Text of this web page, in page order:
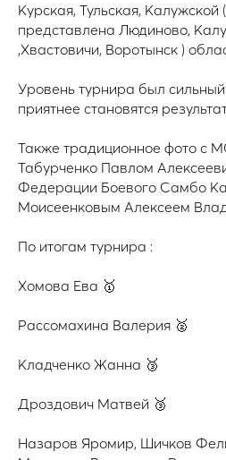
Курская, Тульская, Калужской
представлена Людиново,
,Хвастовичи, Воротынск )
Уровень турнира был
приятнее становятся
Также традиционное фото с
Табурченко Павлом
Федерации Боевого Самбо
Моисеенковым Алексеем
По итогам турнира :
Хомова Ева 🥇
Рассомахина Валерия 🥈
Кладченко Жанна 🥉
Дроздович Матвей 🥉
Назаров Яромир, Шичков